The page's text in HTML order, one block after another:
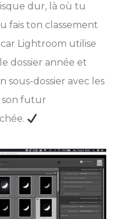
dur, là où tu
fais ton classement
Lightroom utilise
dossier année et
dossier avec les
son futur